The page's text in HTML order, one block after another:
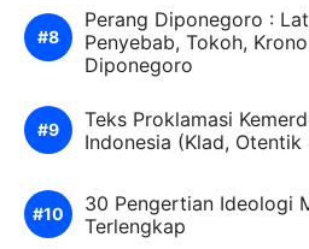
Perang Diponegoro :
Penyebab, Tokoh,
Diponegoro
Teks Proklamasi
Indonesia (Klad, Otentik
30 Pengertian Ideologi
Terlengkap